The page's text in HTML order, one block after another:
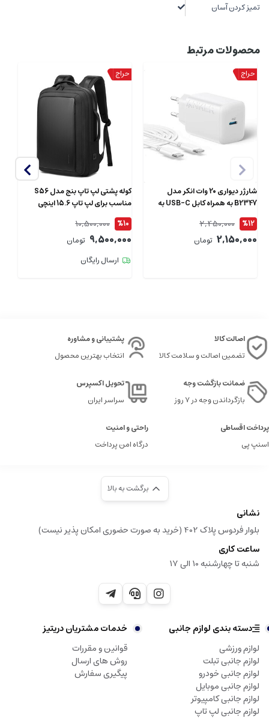
تمیز کردن آسان
محصولات مرتبط
شارژر دیواری 20 وات انکر مدل
B2347 به همراه کابل USB-C به
طول 1.5 متر
%12
2,450,000
2,150,000 تومان
کوله پشتی لپ تاپ بنج مدل S56
مناسب برای لپ تاپ 15.6 اینچی
%10
10,500,000
9,500,000 تومان
ارسال رایگان
اصالت کالا
تضمین اصالت و سلامت کالا
پشتیبانی و مشاوره
انتخاب بهترین محصول
ضمانت بازگشت وجه
بازگرداندن وجه در ۷ روز
تحویل اکسپرس
سراسر ایران
پرداخت اقساطی
اسنپ پی
راحتی و امنیت
درگاه امن پرداخت
برگشت به بالا
نشانی
بلوار فردوس پلاک 402 (خرید به صورت حضوری امکان پذیر نیست)
ساعت کاری
شنبه تا چهارشنبه 10 الی 17
دسته بندی لوازم جانبی
لوازم ورزشی
لوازم جانبی تبلت
لوازم جانبی خودرو
لوازم جانبی موبایل
لوازم جانبی کامپیوتر
لوازم جانبی لپ تاپ
خدمات مشتریان دریتیز
قوانین و مقررات
روش های ارسال
پیگیری سفارش